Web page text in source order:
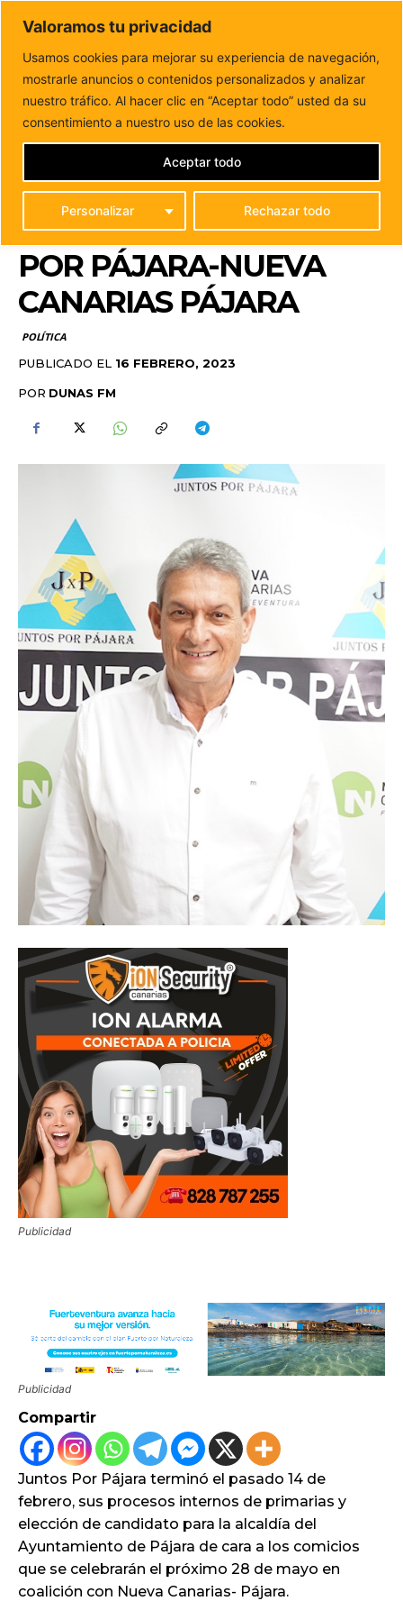
Valoramos tu privacidad
Usamos cookies para mejorar su experiencia de navegación,
mostrarle anuncios o contenidos personalizados y analizar
nuestro tráfico. Al hacer clic en “Aceptar todo” usted da su
consentimiento a nuestro uso de las cookies.
Personalizar Rechazar todo
Aceptar todo
DUNAS FM
Tu informacion de forma cercana
Inicio POLÍTICA
Rafael Perdomo Betancor, candidato a la
alcaldía de Pájara por Juntos Por...
RAFAEL PERDOMO
BETANCOR, CANDIDATO
A LA ALCALDÍA DE
PÁJARA POR JUNTOS
POR PÁJARA-NUEVA
CANARIAS PÁJARA
POLÍTICA
PUBLICADO EL 16 FEBRERO, 2023
POR DUNAS FM
Publicidad
Publicidad
Compartir
Juntos Por Pájara terminó el pasado 14 de
febrero, sus procesos internos de primarias y
elección de candidato para la alcaldía del
Ayuntamiento de Pájara de cara a los comicios
que se celebrarán el próximo 28 de mayo en
coalición con Nueva Canarias- Pájara.